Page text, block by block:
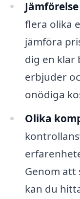
flera olika
jämföra
dig en klar
erbjuder
onödiga
Olika
Genom att
kan du